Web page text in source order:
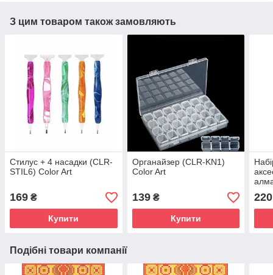
З цим товаром також замовляють
Стилус + 4 насадки (CLR-
STIL6) Color Art
169 ₴
Купити
Органайзер (CLR-KN1)
Color Art
139₴
Купити
220
Подібні товари компанії